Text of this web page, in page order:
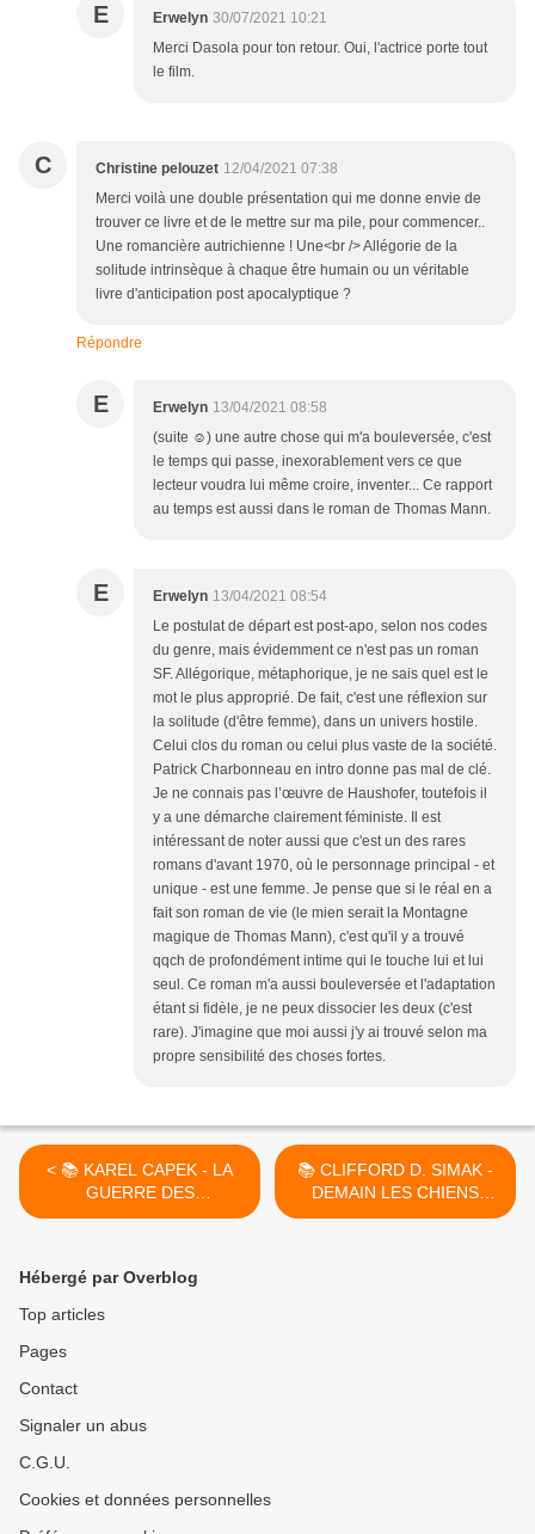
E Erwelyn 30/07/2021 10:21
Merci Dasola pour ton retour. Oui, l'actrice porte tout
le film.
C Christine pelouzet 12/04/2021 07:38
Merci voilà une double présentation qui me donne envie de
trouver ce livre et de le mettre sur ma pile, pour commencer..
Une romancière autrichienne ! Une<br /> Allégorie de la
solitude intrinsèque à chaque être humain ou un véritable
livre d'anticipation post apocalyptique ?
Répondre
E Erwelyn 13/04/2021 08:58
(suite ☺) une autre chose qui m'a bouleversée, c'est
le temps qui passe, inexorablement vers ce que
lecteur voudra lui même croire, inventer... Ce rapport
au temps est aussi dans le roman de Thomas Mann.
E Erwelyn 13/04/2021 08:54
Le postulat de départ est post-apo, selon nos codes
du genre, mais évidemment ce n'est pas un roman
SF. Allégorique, métaphorique, je ne sais quel est le
mot le plus approprié. De fait, c'est une réflexion sur
la solitude (d'être femme), dans un univers hostile.
Celui clos du roman ou celui plus vaste de la société.
Patrick Charbonneau en intro donne pas mal de clé.
Je ne connais pas l’œuvre de Haushofer, toutefois il
y a une démarche clairement féministe. Il est
intéressant de noter aussi que c'est un des rares
romans d'avant 1970, où le personnage principal - et
unique - est une femme. Je pense que si le réal en a
fait son roman de vie (le mien serait la Montagne
magique de Thomas Mann), c'est qu'il y a trouvé
qqch de profondément intime qui le touche lui et lui
seul. Ce roman m'a aussi bouleversée et l'adaptation
étant si fidèle, je ne peux dissocier les deux (c'est
rare). J'imagine que moi aussi j'y ai trouvé selon ma
propre sensibilité des choses fortes.
< 📚 KAREL CAPEK - LA
GUERRE DES
SALAMANDRES (VALSKA S
📚 CLIFFORD D. SIMAK -
DEMAIN LES CHIENS
(CITY, 1944-1952) >
Hébergé par Overblog
Top articles
Pages
Contact
Signaler un abus
C.G.U.
Cookies et données personnelles